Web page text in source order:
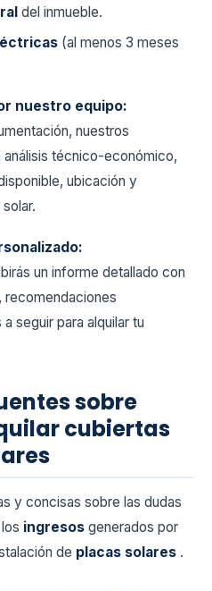
del inmueble.
(al menos 3 meses
nuestro equipo:
nuestros
análisis técnico-económico,
ubicación y
un informe detallado con
recomendaciones
seguir para alquilar tu
sobre
cubiertas
y concisas sobre las dudas
ingresos generados por
de placas solares .